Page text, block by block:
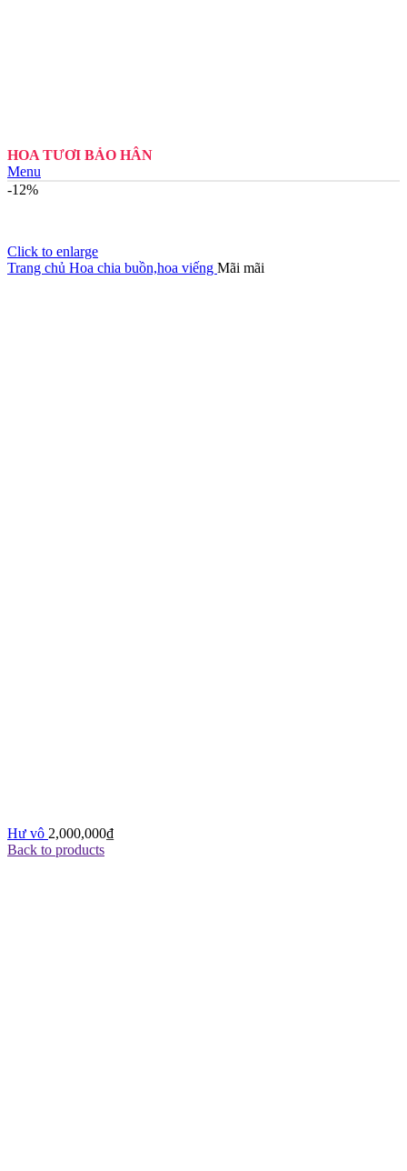
HOA TƯƠI BẢO HÂN
Menu
-12%
Click to enlarge
Trang chủ Hoa chia buồn,hoa viếng Mãi mãi
Hư vô 2,000,000₫
Back to products